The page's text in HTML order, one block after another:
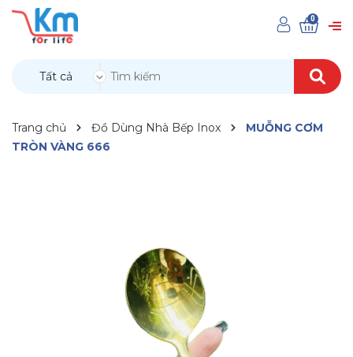
Tất cả
0
Trang chủ Đồ Dùng Nhà Bếp Inox
MUỖNG CƠM
TRÒN VÀNG 666